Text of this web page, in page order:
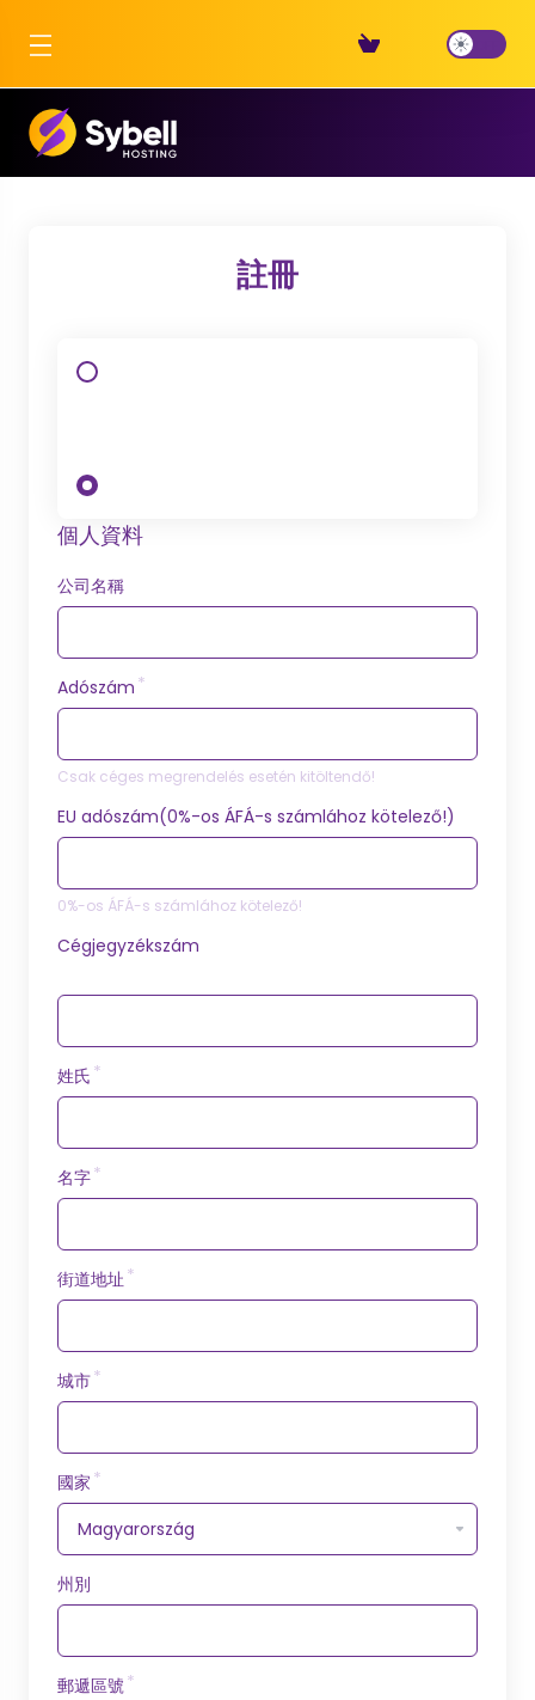
註冊
個人資料
公司名稱
Adószám
Csak céges megrendelés esetén kitöltendő!
EU adószám(0%-os ÁFÁ-s számlához kötelező!)
0%-os ÁFÁ-s számlához kötelező!
Cégjegyzékszám
姓氏
名字
街道地址
城市
國家
州別
郵遞區號